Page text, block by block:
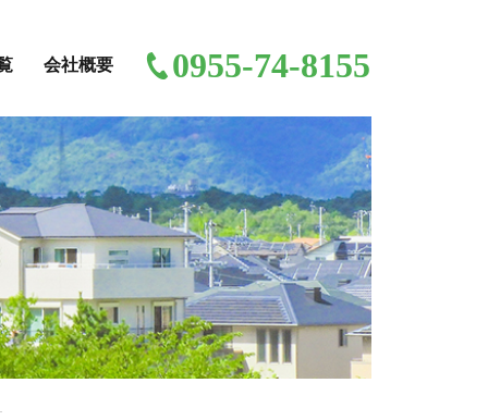
会社概要 0955-74-8155